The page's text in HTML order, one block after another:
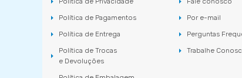
Política de Pagamentos
Política de Entrega
Política de Trocas
e Devoluções
Por e-mail
Perguntas
Trabalhe